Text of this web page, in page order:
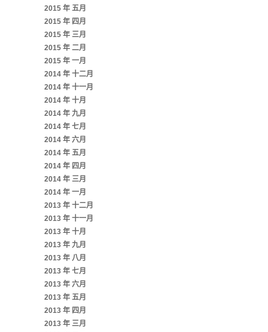
2015 年 五月
2015 年 四月
2015 年 三月
2015 年 二月
2015 年 一月
2014 年 十二月
2014 年 十一月
2014 年 十月
2014 年 九月
2014 年 七月
2014 年 六月
2014 年 五月
2014 年 四月
2014 年 三月
2014 年 一月
2013 年 十二月
2013 年 十一月
2013 年 十月
2013 年 九月
2013 年 八月
2013 年 七月
2013 年 六月
2013 年 五月
2013 年 四月
2013 年 三月